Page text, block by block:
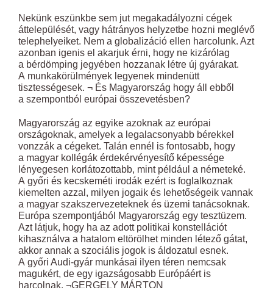
Nekünk eszünkbe sem jut megakadályozni cégek
áttelepülését, vagy hátrányos helyzetbe hozni meglévő
telephelyeiket. Nem a globalizáció ellen harcolunk. Azt
azonban igenis el akarjuk érni, hogy ne kizárólag
a bérdömping jegyében hozzanak létre új gyárakat.
A munkakörülmények legyenek mindenütt
tisztességesek. ¬ És Magyarország hogy áll ebből
a szempontból európai összevetésben?
Magyarország az egyike azoknak az európai
országoknak, amelyek a legalacsonyabb bérekkel
vonzzák a cégeket. Talán ennél is fontosabb, hogy
a magyar kollégák érdekérvényesítő képessége
lényegesen korlátozottabb, mint például a németeké.
A győri és kecskeméti irodák ezért is foglalkoznak
kiemelten azzal, milyen jogaik és lehetőségeik vannak
a magyar szakszervezeteknek és üzemi tanácsoknak.
Európa szempontjából Magyarország egy tesztüzem.
Azt látjuk, hogy ha az adott politikai konstellációt
kihasználva a hatalom eltörölhet minden létező gátat,
akkor annak a szociális jogok is áldozatul esnek.
A győri Audi-gyár munkásai ilyen téren nemcsak
magukért, de egy igazságosabb Európáért is
harcolnak. ¬GERGELY MÁRTON